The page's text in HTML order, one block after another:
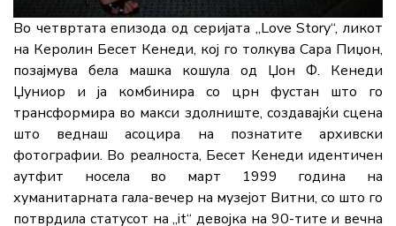
Во четвртата епизода од серијата „Love Story“, ликот
на Керолин Бесет Кенеди, кој го толкува Сара Пиџон,
позајмува бела машка кошула од Џон Ф. Кенеди
Џуниор и ја комбинира со црн фустан што го
трансформира во макси здолниште, создавајќи сцена
што веднаш асоцира на познатите архивски
фотографии. Во реалноста, Бесет Кенеди идентичен
аутфит носела во март 1999 година на
хуманитарната гала-вечер на музејот Витни, со што го
потврдила статусот на „it“ девојка на 90-тите и вечна